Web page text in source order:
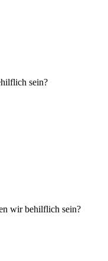
sein?
wir behilflich sein?